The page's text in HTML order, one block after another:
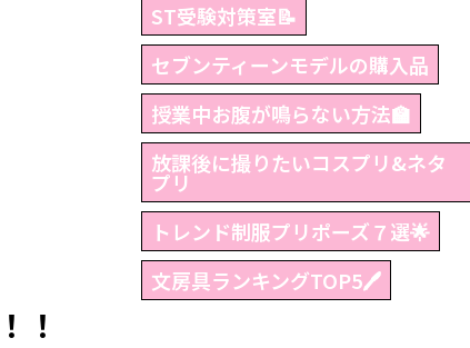
！
ST受験対策室📝
セブンティーンモデルの購入品
授業中お腹が鳴らない方法🏫
放課後に撮りたいコスプリ&ネタ
プリ
トレンド制服プリポーズ７選🌟
文房具ランキングTOP5🖊